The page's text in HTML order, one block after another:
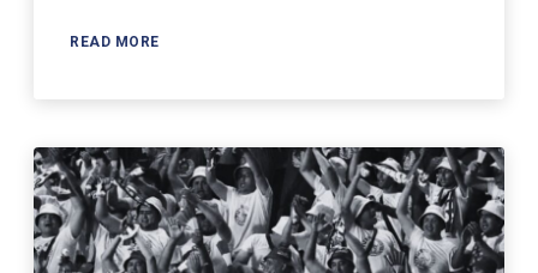
READ MORE